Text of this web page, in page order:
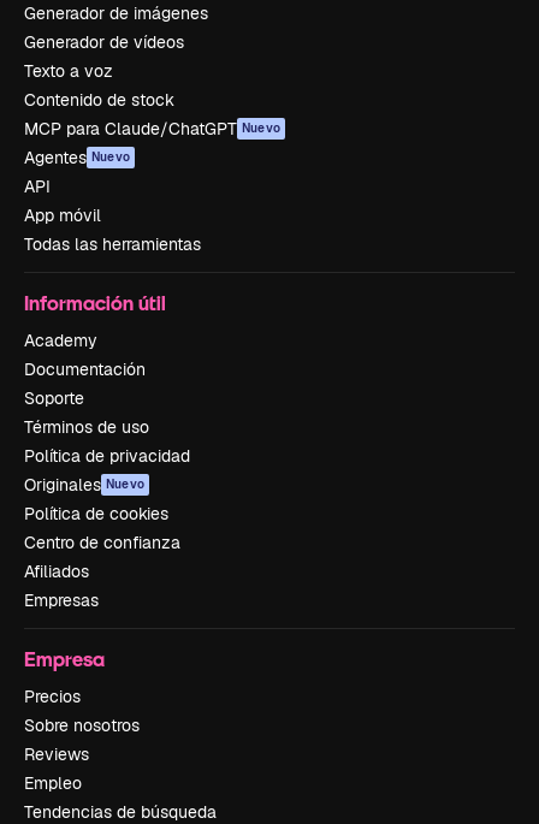
Generador de imágenes
Generador de vídeos
Texto a voz
Contenido de stock
MCP para Claude/ChatGPT Nuevo
Agentes Nuevo
API
App móvil
Todas las herramientas
Información útil
Academy
Documentación
Soporte
Términos de uso
Política de privacidad
Originales Nuevo
Política de cookies
Centro de confianza
Afiliados
Empresas
Empresa
Precios
Sobre nosotros
Reviews
Empleo
Tendencias de búsqueda